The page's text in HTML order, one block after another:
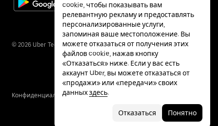
© 2026 Uber Technologies Inc.
КонфиденциальностьСпециальные
cookie, чтобы показывать вам
релевантную рекламу и предоставлять
персонализированные услуги,
запоминая ваше местоположение. Вы
можете отказаться от получения этих
файлов cookie, нажав кнопку
«Отказаться» ниже. Если у вас есть
аккаунт Uber, вы можете отказаться от
«продажи» или «передачи» своих
данныхздесь.
Отказаться Понятно